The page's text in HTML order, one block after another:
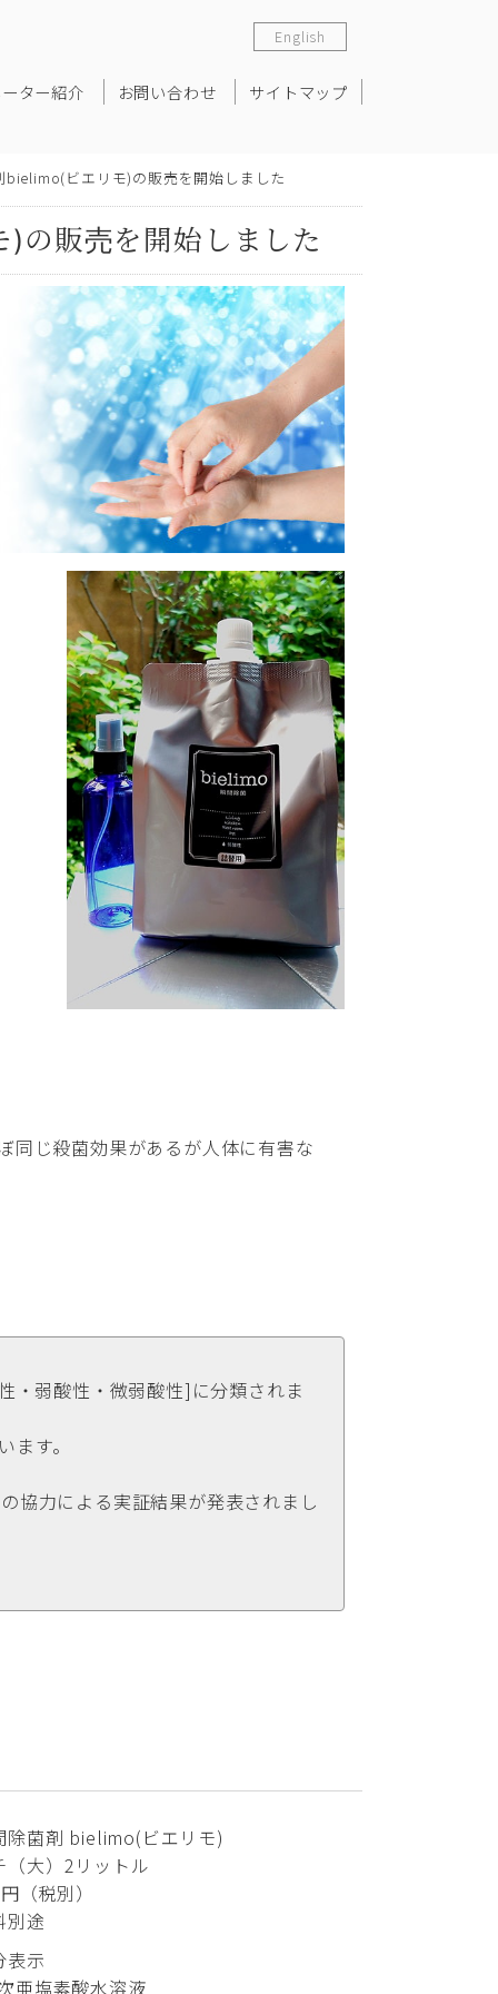
ター紹介 お問い合わせ サイトマップ
English
ビエリモ)の販売を開始しました
の販売を開始しました
同じ殺菌効果があるが人体に有害な
・弱酸性・微弱酸性]に分類されま
す。
協力による実証結果が発表されまし
菌剤 bielimo(ビエリモ)
（大）2リットル
（税別）
途
示
亜塩素酸水溶液